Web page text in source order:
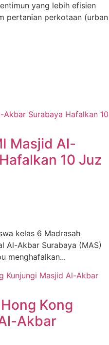
yang lebih efisien
pertanian perkotaan (urban
Masjid Al-
10 Juz
kelas 6 Madrasah
Al-Akbar Surabaya (MAS)
menghafalkan...
Kong
Akbar